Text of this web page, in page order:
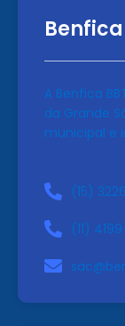
Benfica
A Benfica
da Grande
municipal e
(15)
(11)